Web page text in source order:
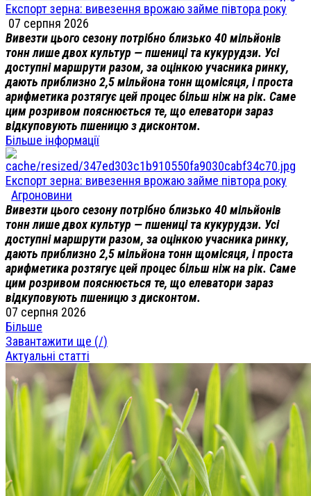
Експорт зерна: вивезення врожаю займе півтора року
07 серпня 2026
Вивезти цього сезону потрібно близько 40 мільйонів
тонн лише двох культур — пшениці та кукурудзи. Усі
доступні маршрути разом, за оцінкою учасника ринку,
дають приблизно 2,5 мільйона тонн щомісяця, і проста
арифметика розтягує цей процес більш ніж на рік. Саме
цим розривом пояснюється те, що елеватори зараз
відкуповують пшеницю з дисконтом.
Більше інформації
Експорт зерна: вивезення врожаю займе півтора року
Агроновини
Вивезти цього сезону потрібно близько 40 мільйонів
тонн лише двох культур — пшениці та кукурудзи. Усі
доступні маршрути разом, за оцінкою учасника ринку,
дають приблизно 2,5 мільйона тонн щомісяця, і проста
арифметика розтягує цей процес більш ніж на рік. Саме
цим розривом пояснюється те, що елеватори зараз
відкуповують пшеницю з дисконтом.
07 серпня 2026
Більше
Завантажити ще (/)
Актуальні статті